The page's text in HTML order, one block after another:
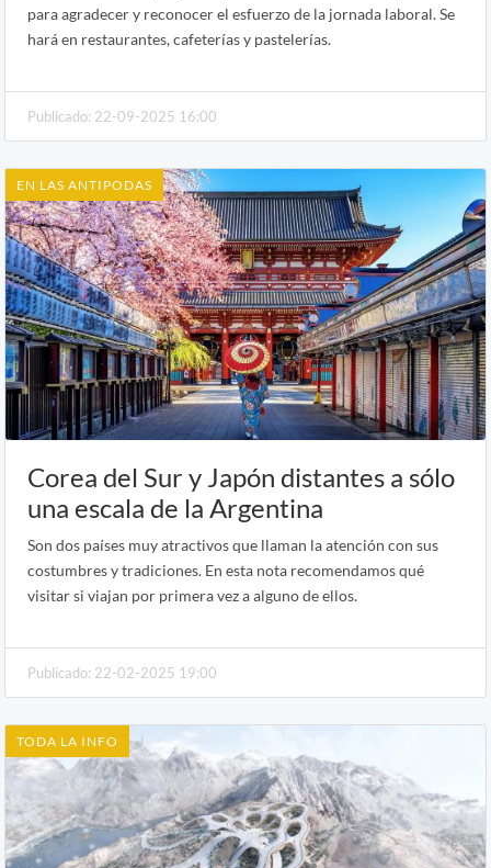
para agradecer y reconocer el esfuerzo de la jornada laboral. Se
hará en restaurantes, cafeterías y pastelerías.
Publicado: 22-09-2025 16:00
EN LAS ANTIPODAS
Corea del Sur y Japón distantes a sólo
una escala de la Argentina
Son dos países muy atractivos que llaman la atención con sus
costumbres y tradiciones. En esta nota recomendamos qué
visitar si viajan por primera vez a alguno de ellos.
Publicado: 22-02-2025 19:00
TODA LA INFO